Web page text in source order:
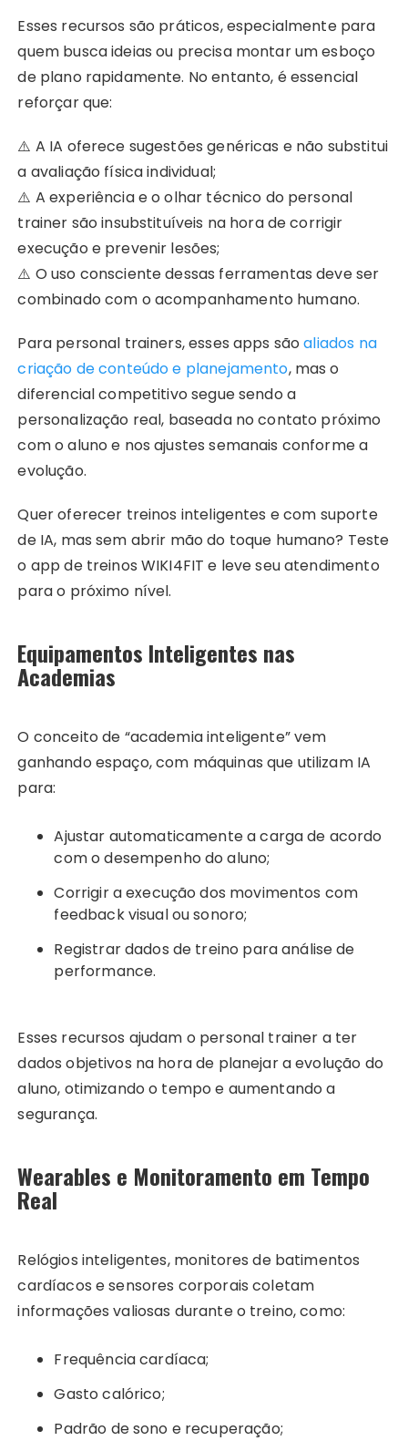
Esses recursos são práticos, especialmente para
quem busca ideias ou precisa montar um esboço
de plano rapidamente. No entanto, é essencial
reforçar que:
⚠️ A IA oferece sugestões genéricas e não substitui
a avaliação física individual;
⚠️ A experiência e o olhar técnico do personal
trainer são insubstituíveis na hora de corrigir
execução e prevenir lesões;
⚠️ O uso consciente dessas ferramentas deve ser
combinado com o acompanhamento humano.
Para personal trainers, esses apps sãoaliados na
criação de conteúdo e planejamento, mas o
diferencial competitivo segue sendo a
personalização real, baseada no contato próximo
com o aluno e nos ajustes semanais conforme a
evolução.
Quer oferecer treinos inteligentes e com suporte
de IA, mas sem abrir mão do toque humano? Teste
o app de treinos WIKI4FIT e leve seu atendimento
para o próximo nível.
Equipamentos Inteligentes nas
Academias
O conceito de “academia inteligente” vem
ganhando espaço, com máquinas que utilizam IA
para:
Ajustar automaticamente a carga de acordo
com o desempenho do aluno;
Corrigir a execução dos movimentos com
feedback visual ou sonoro;
Registrar dados de treino para análise de
performance.
Esses recursos ajudam o personal trainer a ter
dados objetivos na hora de planejar a evolução do
aluno, otimizando o tempo e aumentando a
segurança.
Wearables e Monitoramento em Tempo
Real
Relógios inteligentes, monitores de batimentos
cardíacos e sensores corporais coletam
informações valiosas durante o treino, como:
Frequência cardíaca;
Gasto calórico;
Padrão de sono e recuperação;